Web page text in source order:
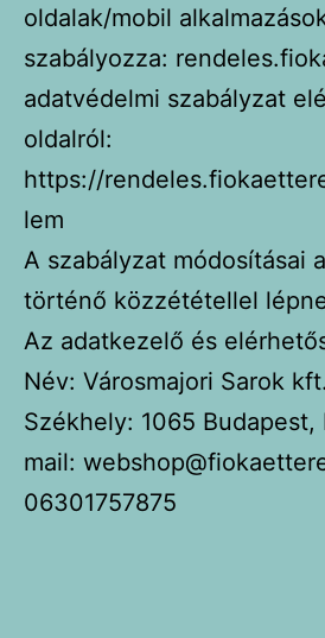
oldalak/mobil
szabályozza:
adatvédelmi szabályzat
oldalról:
https://
lem
A szabályzat módosításai
történő közzététellel
Az adatkezelő és
Név: Városmajori Sarok kft.
Székhely: 1065 Budapest,
mail:
06301757875